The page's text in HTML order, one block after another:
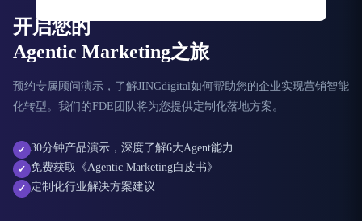
开启您的
Agentic Marketing之旅
预约专属顾问演示，了解JINGdigital如何帮助您的企业实现营销智能
化转型。我们的FDE团队将为您提供定制化落地方案。
✓ 30分钟产品演示，深度了解6大Agent能力
✓ 免费获取《Agentic Marketing白皮书》
✓ 定制化行业解决方案建议